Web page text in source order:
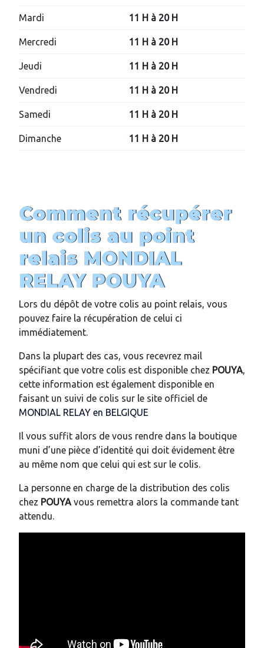
Mardi 11 H à 20 H
Mercredi 11 H à 20 H
Jeudi 11 H à 20 H
Vendredi 11 H à 20 H
Samedi 11 H à 20 H
Dimanche 11 H à 20 H
Comment récupérer
un colis au point
relais MONDIAL
RELAY POUYA
Lors du dépôt de votre colis au point relais, vous
pouvez faire la récupération de celui ci
immédiatement.
Dans la plupart des cas, vous recevrez mail
spécifiant que votre colis est disponible chez POUYA,
cette information est également disponible en
faisant un suivi de colis sur le site officiel de
MONDIAL RELAY en BELGIQUE
Il vous suffit alors de vous rendre dans la boutique
muni d’une pièce d’identité qui doit évidement être
au même nom que celui qui est sur le colis.
La personne en charge de la distribution des colis
chez POUYA vous remettra alors la commande tant
attendu.